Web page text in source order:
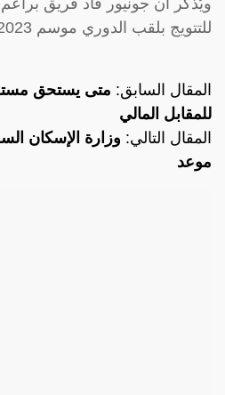
للتتويج بلقب الدوري موسم 2023-2024 .
المقال السابق: متى يستحق
للمقابل المالي
المقال التالي: وزارة الإسكان
موعد